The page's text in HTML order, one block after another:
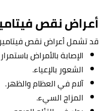
أعراض نقص
قد تشمل أعراض نقص
الإصابة بالأمراض
الشعور بالإعياء.
آلام في العظام والظهر.
المزاج السيء.